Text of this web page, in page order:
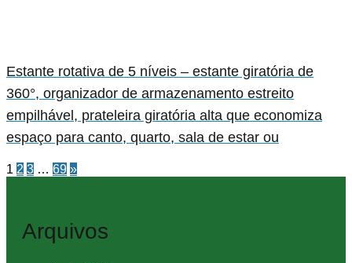
Estante rotativa de 5 níveis – estante giratória de
360°, organizador de armazenamento estreito
empilhável, prateleira giratória alta que economiza
espaço para canto, quarto, sala de estar ou
1 2 3 … 69 »
Arquivos